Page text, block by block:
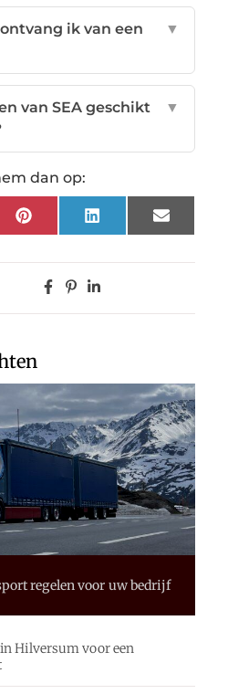
regelen voor uw bedrijf
Hilversum voor een
ik van een
▼
van SEA geschikt
▼
dan op:
PinterestLinkedInEmail